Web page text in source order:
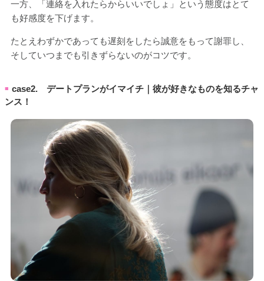
一方、「連絡を入れたらからいいでしょ」という態度はとて
も好感度を下げます。
たとえわずかであっても遅刻をしたら誠意をもって謝罪し、
そしていつまでも引きずらないのがコツです。
■ case2. デートプランがイマイチ｜彼が好きなものを知るチャ
ンス！